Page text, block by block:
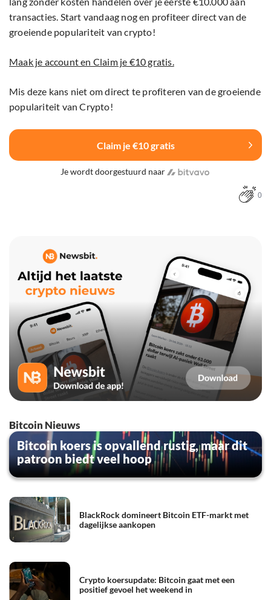
transacties. Start vandaag nog en profiteer direct van de
groeiende populariteit van crypto!
Maak je account en Claim je €10 gratis.
Mis deze kans niet om direct te profiteren van de groeiende
populariteit van Crypto!
Claim je €10 gratis
Je wordt doorgestuurd naar
0
Bitcoin Nieuws
Bitcoin koers is opvallend rustig, maar dit
patroon biedt veel hoop
BlackRock domineert Bitcoin ETF-markt met
dagelijkse aankopen
Crypto koersupdate: Bitcoin gaat met een
positief gevoel het weekend in